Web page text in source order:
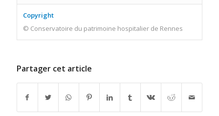
Copyright
© Conservatoire du patrimoine hospitalier de Rennes
Partager cet article